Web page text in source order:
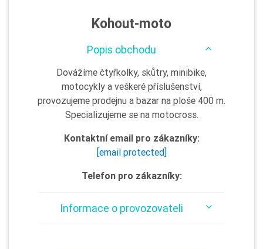
Kohout-moto
Popis obchodu
Dovážíme čtyřkolky, skůtry, minibike,
motocykly a veškeré příslušenství,
provozujeme prodejnu a bazar na ploše 400 m.
Specializujeme se na motocross.
Kontaktní email pro zákazníky:
[email protected]
Telefon pro zákazníky:
Informace o provozovateli